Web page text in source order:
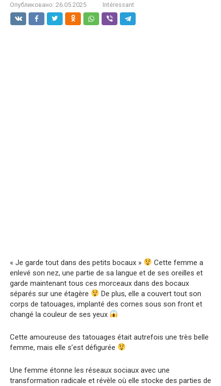
Опубликовано: 26.05.2025 Intéressant
« Je garde tout dans des petits bocaux »
Cette femme a
enlevé son nez, une partie de sa langue et de ses oreilles et
garde maintenant tous ces morceaux dans des bocaux
séparés sur une étagère
De plus, elle a couvert tout son
corps de tatouages, implanté des cornes sous son front et
changé la couleur de ses yeux
Cette amoureuse des tatouages ​​était autrefois une très belle
femme, mais elle s’est défigurée
Une femme étonne les réseaux sociaux avec une
transformation radicale et révèle où elle stocke des parties de